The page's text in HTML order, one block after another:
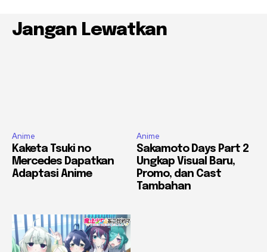
Jangan Lewatkan
Anime
Kaketa Tsuki no
Mercedes Dapatkan
Adaptasi Anime
Anime
Sakamoto Days Part 2
Ungkap Visual Baru,
Promo, dan Cast
Tambahan